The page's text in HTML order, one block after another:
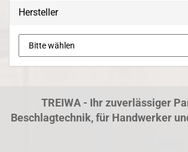
Hersteller
TREIWA - Ihr zuverlässiger
Beschlagtechnik, für Handwerker